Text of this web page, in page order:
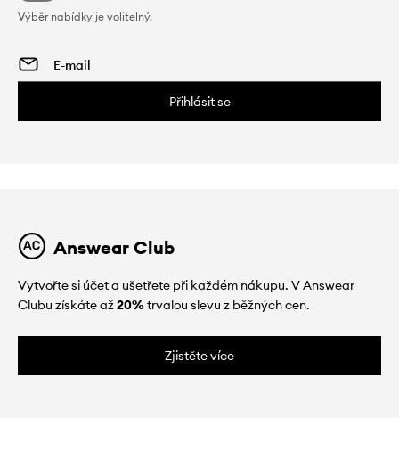
Výběr nabídky je volitelný.
Přihlásit se
Answear Club
Vytvořte si účet a ušetřete při každém nákupu. V Answear
Clubu získáte až20%trvalou slevu z běžných cen.
Zjistěte více